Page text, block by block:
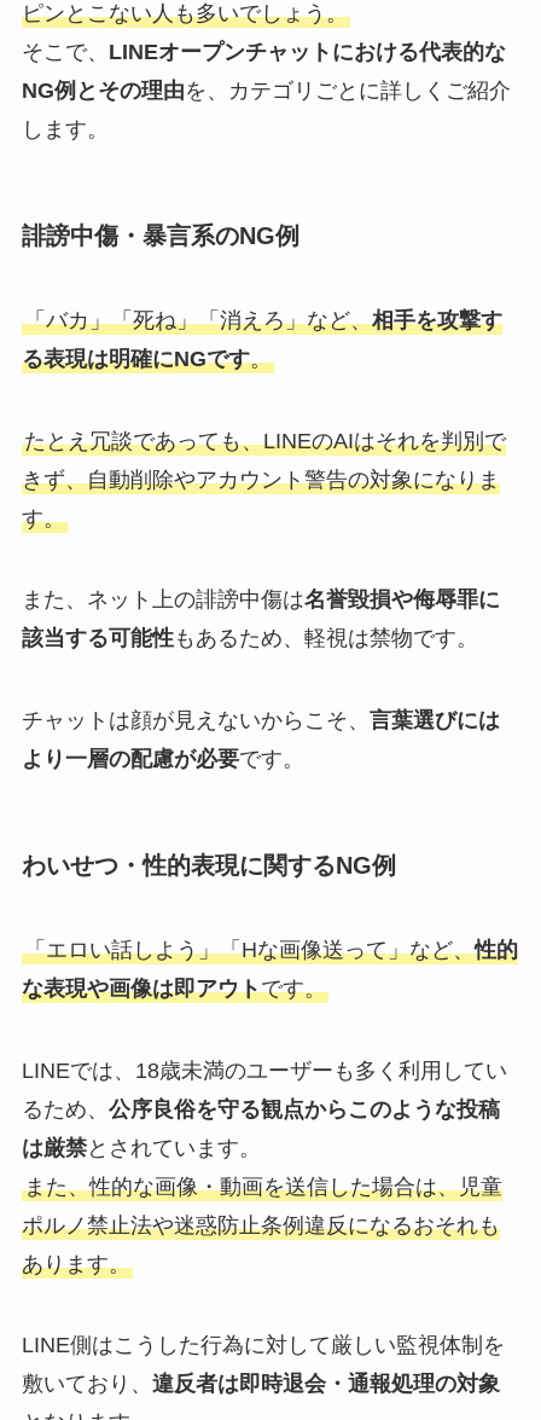
ピンとこない人も多いでしょう。
そこで、 LINEオープンチャットにおける代表的な
NG例とその理由を、カテゴリごとに詳しくご紹介
します。
誹謗中傷・暴言系のNG例
「バカ」「死ね」「消えろ」など、相手を攻撃す
る表現は明確にNGです。
たとえ冗談であっても、LINEのAIはそれを判別で
きず、自動削除やアカウント警告の対象になりま
す。
また、ネット上の誹謗中傷は名誉毀損や侮辱罪に
該当する可能性もあるため、軽視は禁物です。
チャットは顔が見えないからこそ、 言葉選びには
より一層の配慮が必要です。
わいせつ・性的表現に関するNG例
「エロい話しよう」「Hな画像送って」など、性的
な表現や画像は即アウトです。
LINEでは、18歳未満のユーザーも多く利用してい
るため、 公序良俗を守る観点からこのような投稿
は厳禁とされています。
また、性的な画像・動画を送信した場合は、児童
ポルノ禁止法や迷惑防止条例違反になるおそれも
あります。
LINE側はこうした行為に対して厳しい監視体制を
敷いており、 違反者は即時退会・通報処理の対象